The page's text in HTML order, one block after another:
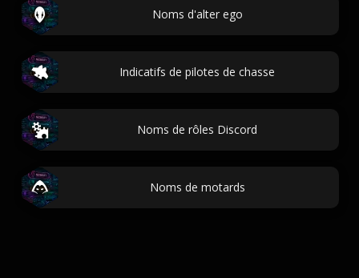
Noms d'alter ego
Indicatifs de pilotes de chasse
Noms de rôles Discord
Noms de motards